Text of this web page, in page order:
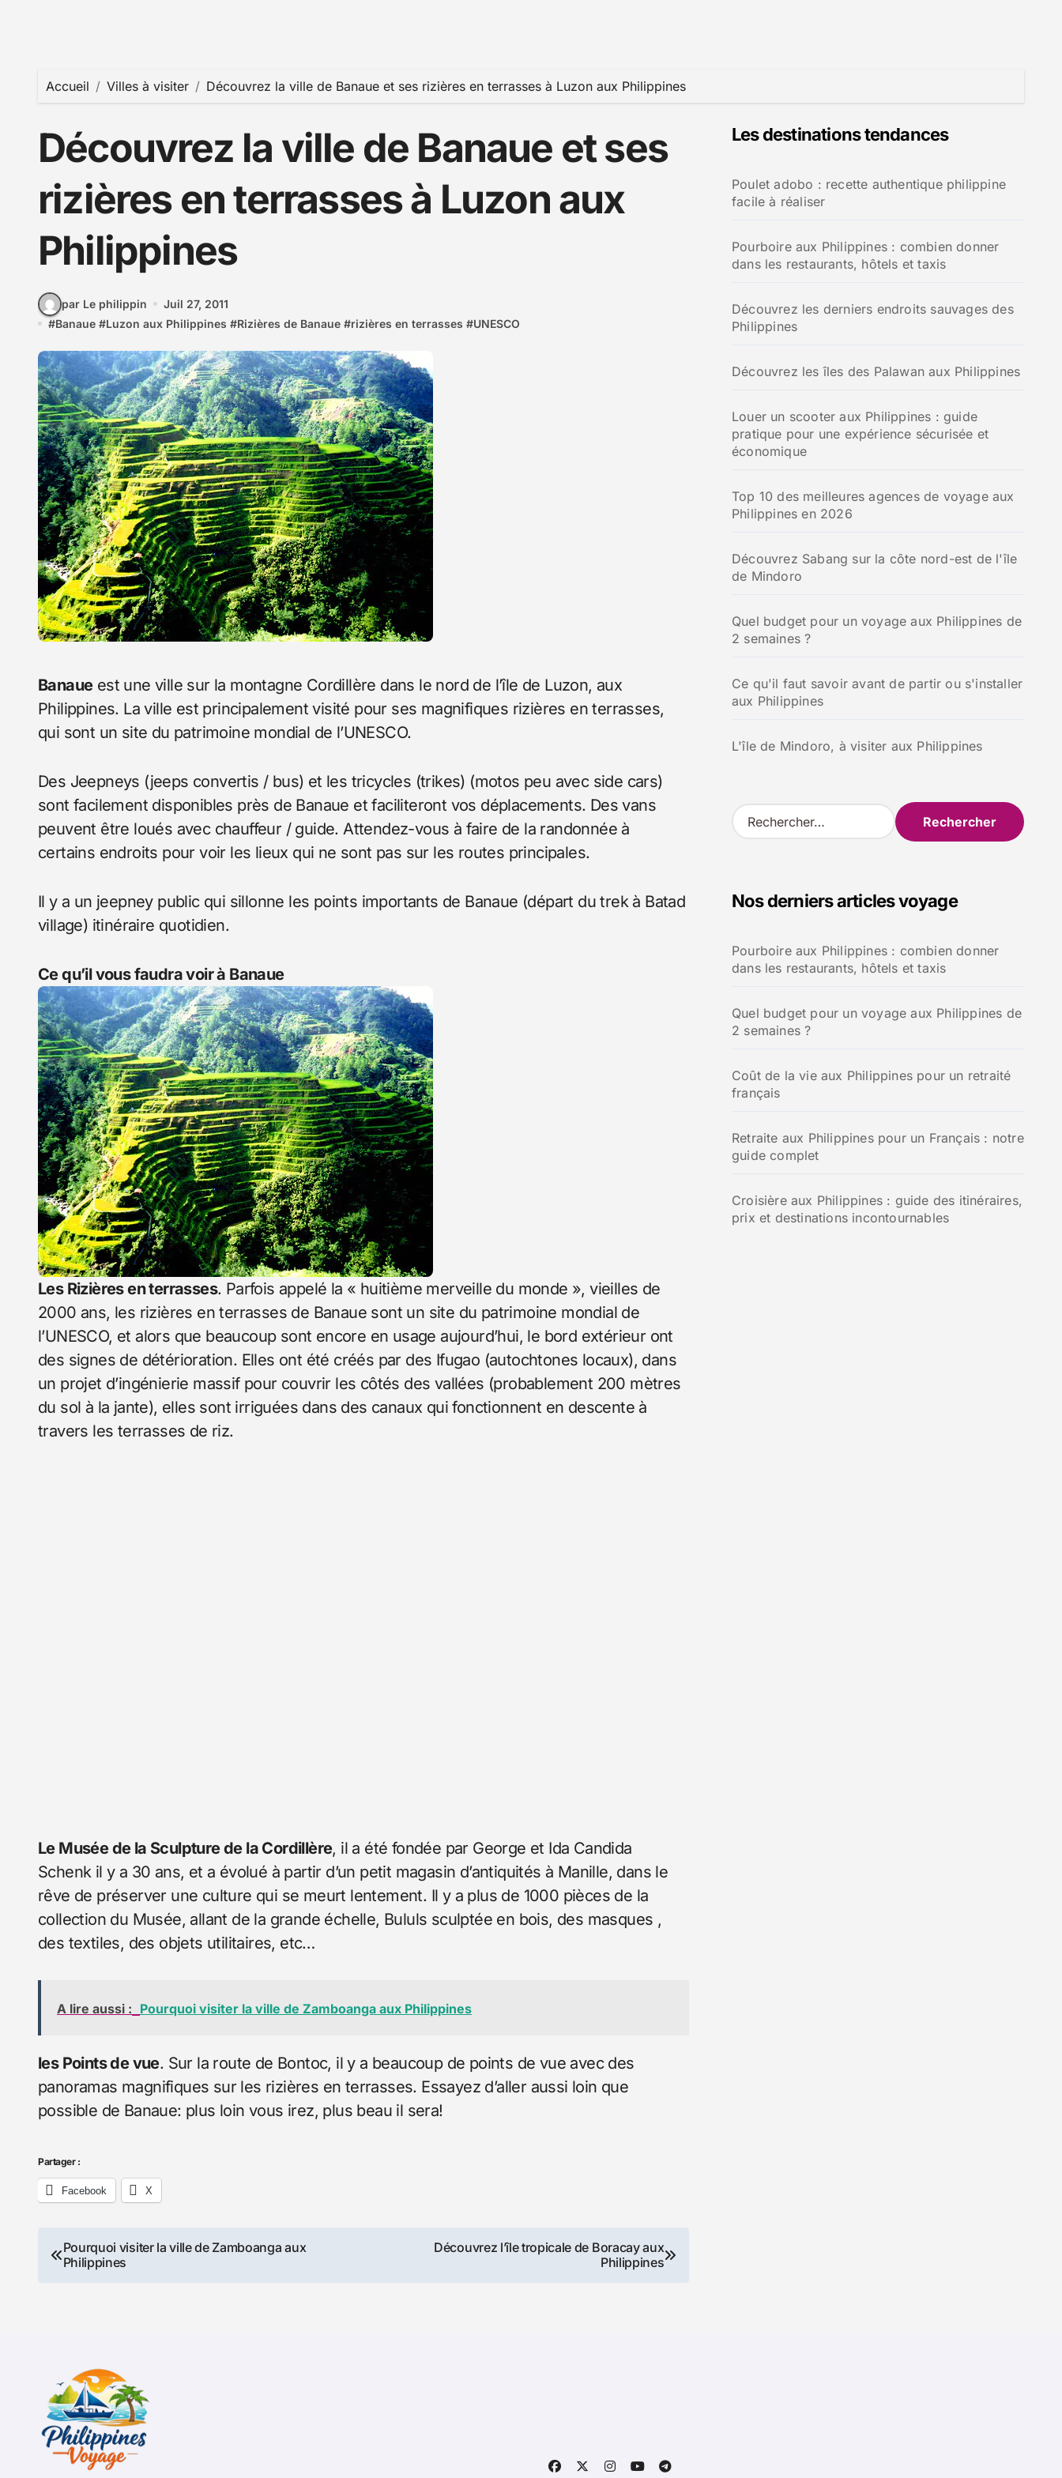
Accueil Villes à visiter Découvrez la ville de Banaue et ses rizières en terrasses à Luzon aux Philippines
Découvrez la ville de Banaue et ses
rizières en terrasses à Luzon aux
Philippines
par Le philippin
Juil 27, 2011
#Banaue #Luzon aux Philippines #Rizières de Banaue #rizières en terrasses #UNESCO
Banaueest une ville sur la montagne Cordillère dans le nord de l’île de Luzon, aux
Philippines. La ville est principalement visité pour ses magnifiques rizières en terrasses,
qui sont un site du patrimoine mondial de l’UNESCO.
Des Jeepneys (jeeps convertis / bus) et les tricycles (trikes) (motos peu avec side cars)
sont facilement disponibles près de Banaue et faciliteront vos déplacements. Des vans
peuvent être loués avec chauffeur / guide. Attendez-vous à faire de la randonnée à
certains endroits pour voir les lieux qui ne sont pas sur les routes principales.
Il y a un jeepney public qui sillonne les points importants de Banaue (départ du trek à Batad
village) itinéraire quotidien.
Ce qu’il vous faudra voir à Banaue
Les Rizières en terrasses. Parfois appelé la « huitième merveille du monde », vieilles de
2000 ans, les rizières en terrasses de Banaue sont un site du patrimoine mondial de
l’UNESCO, et alors que beaucoup sont encore en usage aujourd’hui, le bord extérieur ont
des signes de détérioration. Elles ont été créés par des Ifugao (autochtones locaux), dans
un projet d’ingénierie massif pour couvrir les côtés des vallées (probablement 200 mètres
du sol à la jante), elles sont irriguées dans des canaux qui fonctionnent en descente à
travers les terrasses de riz.
Le Musée de la Sculpture de la Cordillère, il a été fondée par George et Ida Candida
Schenk il y a 30 ans, et a évolué à partir d’un petit magasin d’antiquités à Manille, dans le
rêve de préserver une culture qui se meurt lentement. Il y a plus de 1000 pièces de la
collection du Musée, allant de la grande échelle, Bululs sculptée en bois, des masques ,
des textiles, des objets utilitaires, etc…
A lire aussi : Pourquoi visiter la ville de Zamboanga aux Philippines
les Points de vue. Sur la route de Bontoc, il y a beaucoup de points de vue avec des
panoramas magnifiques sur les rizières en terrasses. Essayez d’aller aussi loin que
possible de Banaue: plus loin vous irez, plus beau il sera!
Partager :
Facebook X
Navigation
Pourquoi visiter la ville de Zamboanga aux
Philippines
Découvrez l’île tropicale de Boracay aux
Philippines
Les destinations tendances
Poulet adobo : recette authentique philippine
facile à réaliser
Pourboire aux Philippines : combien donner
dans les restaurants, hôtels et taxis
Découvrez les derniers endroits sauvages des
Philippines
Découvrez les îles des Palawan aux Philippines
Louer un scooter aux Philippines : guide
pratique pour une expérience sécurisée et
économique
Top 10 des meilleures agences de voyage aux
Philippines en 2026
Découvrez Sabang sur la côte nord-est de l'île
de Mindoro
Quel budget pour un voyage aux Philippines de
2 semaines ?
Ce qu'il faut savoir avant de partir ou s'installer
aux Philippines
L'île de Mindoro, à visiter aux Philippines
R
e
r
e
r
Nos derniers articles voyage
Pourboire aux Philippines : combien donner
dans les restaurants, hôtels et taxis
Quel budget pour un voyage aux Philippines de
2 semaines ?
Coût de la vie aux Philippines pour un retraité
français
Retraite aux Philippines pour un Français : notre
guide complet
Croisière aux Philippines : guide des itinéraires,
prix et destinations incontournables